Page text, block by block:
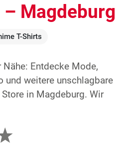
Magdeburg
T-Shirts
Entdecke Mode,
und weitere unschlagbare
in Magdeburg. Wir